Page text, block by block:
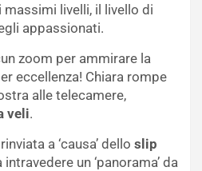
massimi livelli, il livello di
appassionati.
zoom per ammirare la
eccellenza! Chiara rompe
alle telecamere,
veli.
a ‘causa’ dello slip
un ‘panorama’ da